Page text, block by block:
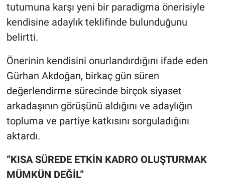
tutumuna karşı yeni bir paradigma önerisiyle
kendisine adaylık teklifinde bulunduğunu
belirtti.
Önerinin kendisini onurlandırdığını ifade eden
Gürhan Akdoğan, birkaç gün süren
değerlendirme sürecinde birçok siyaset
arkadaşının görüşünü aldığını ve adaylığın
topluma ve partiye katkısını sorguladığını
aktardı.
“KISA SÜREDE ETKİN KADRO OLUŞTURMAK
MÜMKÜN DEĞİL”